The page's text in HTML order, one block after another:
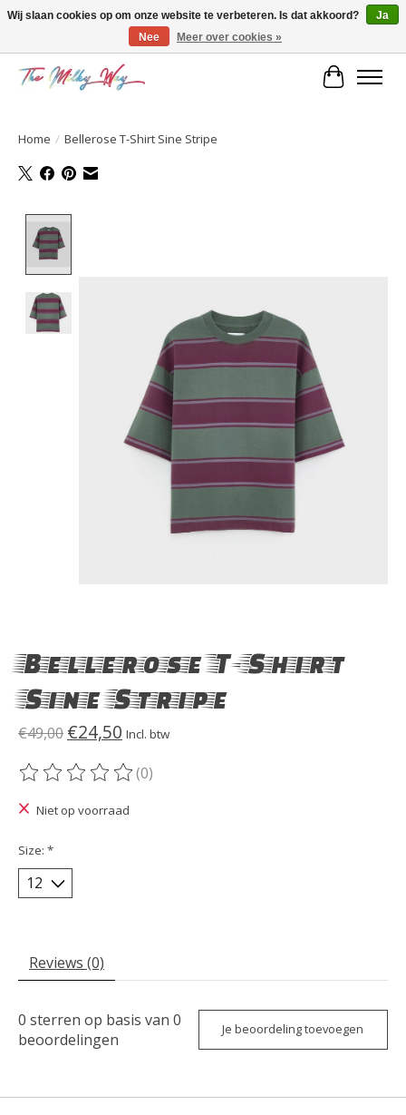
Home / Bellerose T-Shirt Sine Stripe
Bellerose T-Shirt
Sine Stripe
€49,00 €24,50 Incl. btw
De beoordeling van dit product is
(0)
Niet op voorraad
Size: *
Reviews (0)
0 sterren op basis van 0
beoordelingen
Je beoordeling toevoegen
Wij slaan cookies op om onze website te verbeteren. Is dat akkoord?
Ja
Nee
Meer over cookies »